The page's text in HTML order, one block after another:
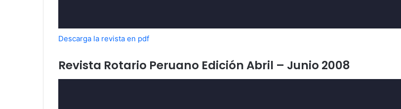
Descarga la revista en pdf
Revista Rotario Peruano Edición Abril – Junio 2008